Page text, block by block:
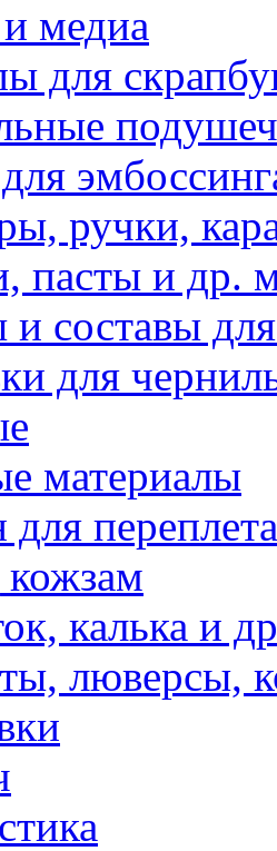
медиа
для
ручки,
пасты и др.
составы
для
материалы
для переплета
калька и
люверсы,